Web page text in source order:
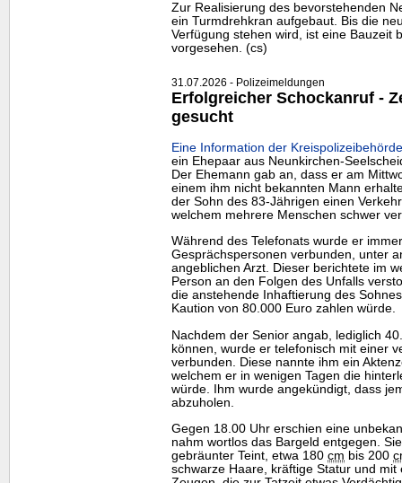
Zur Realisierung des bevorstehenden
ein Turmdrehkran aufgebaut. Bis die
Verfügung stehen wird, ist eine Bauzeit
vorgesehen. (cs)
31.07.2026 - Polizeimeldungen
Erfolgreicher Schockanruf -
gesucht
Eine Information der
ein Ehepaar aus Neunkirchen-
Der Ehemann gab an, dass er am
einem ihm nicht bekannten Mann
der Sohn des 83-Jährigen einen
welchem mehrere Menschen schwer
Während des Telefonats wurde er
Gesprächspersonen verbunden, unter
angeblichen Arzt. Dieser berichtete im
Person an den Folgen des Unfalls
die anstehende Inhaftierung des
Kaution von 80.000 Euro zahlen würde.
Nachdem der Senior angab, lediglich
können, wurde er telefonisch mit einer
verbunden. Diese nannte ihm ein
welchem er in wenigen Tagen die
würde. Ihm wurde angekündigt, dass
abzuholen.
Gegen 18.00 Uhr erschien eine
nahm wortlos das Bargeld entgegen.
gebräunter Teint, etwa 180 cm bis 200
schwarze Haare, kräftige Statur und